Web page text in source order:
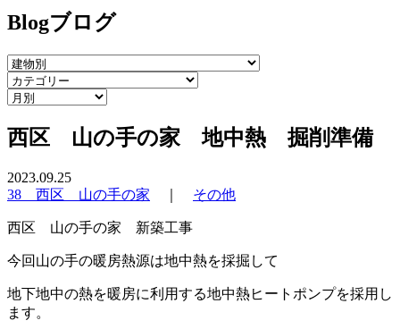
Blogブログ
西区 山の手の家 地中熱 掘削準備
2023.09.25
38 西区 山の手の家
その他
西区 山の手の家 新築工事
今回山の手の暖房熱源は地中熱を採掘して
地下地中の熱を暖房に利用する地中熱ヒートポンプを採用し
ます。